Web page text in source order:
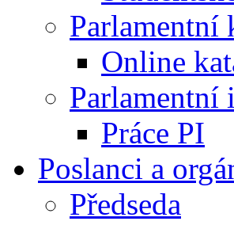
Parlamentní
Online
Parlamentní
Práce PI
Poslanci a
Předseda